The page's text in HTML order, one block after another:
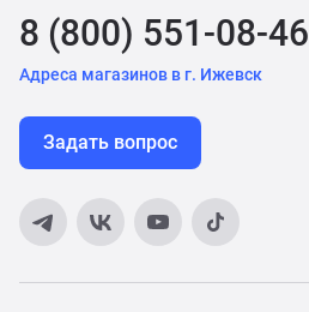
8 (800) 551-08-46
Адреса магазинов в г. Ижевск
Задать вопрос